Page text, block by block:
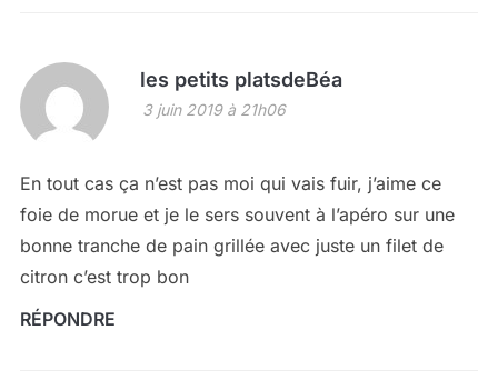
les petits platsdeBéa
3 juin 2019 à 21h06
En tout cas ça n’est pas moi qui vais fuir, j’aime ce
foie de morue et je le sers souvent à l’apéro sur une
bonne tranche de pain grillée avec juste un filet de
citron c’est trop bon
RÉPONDRE